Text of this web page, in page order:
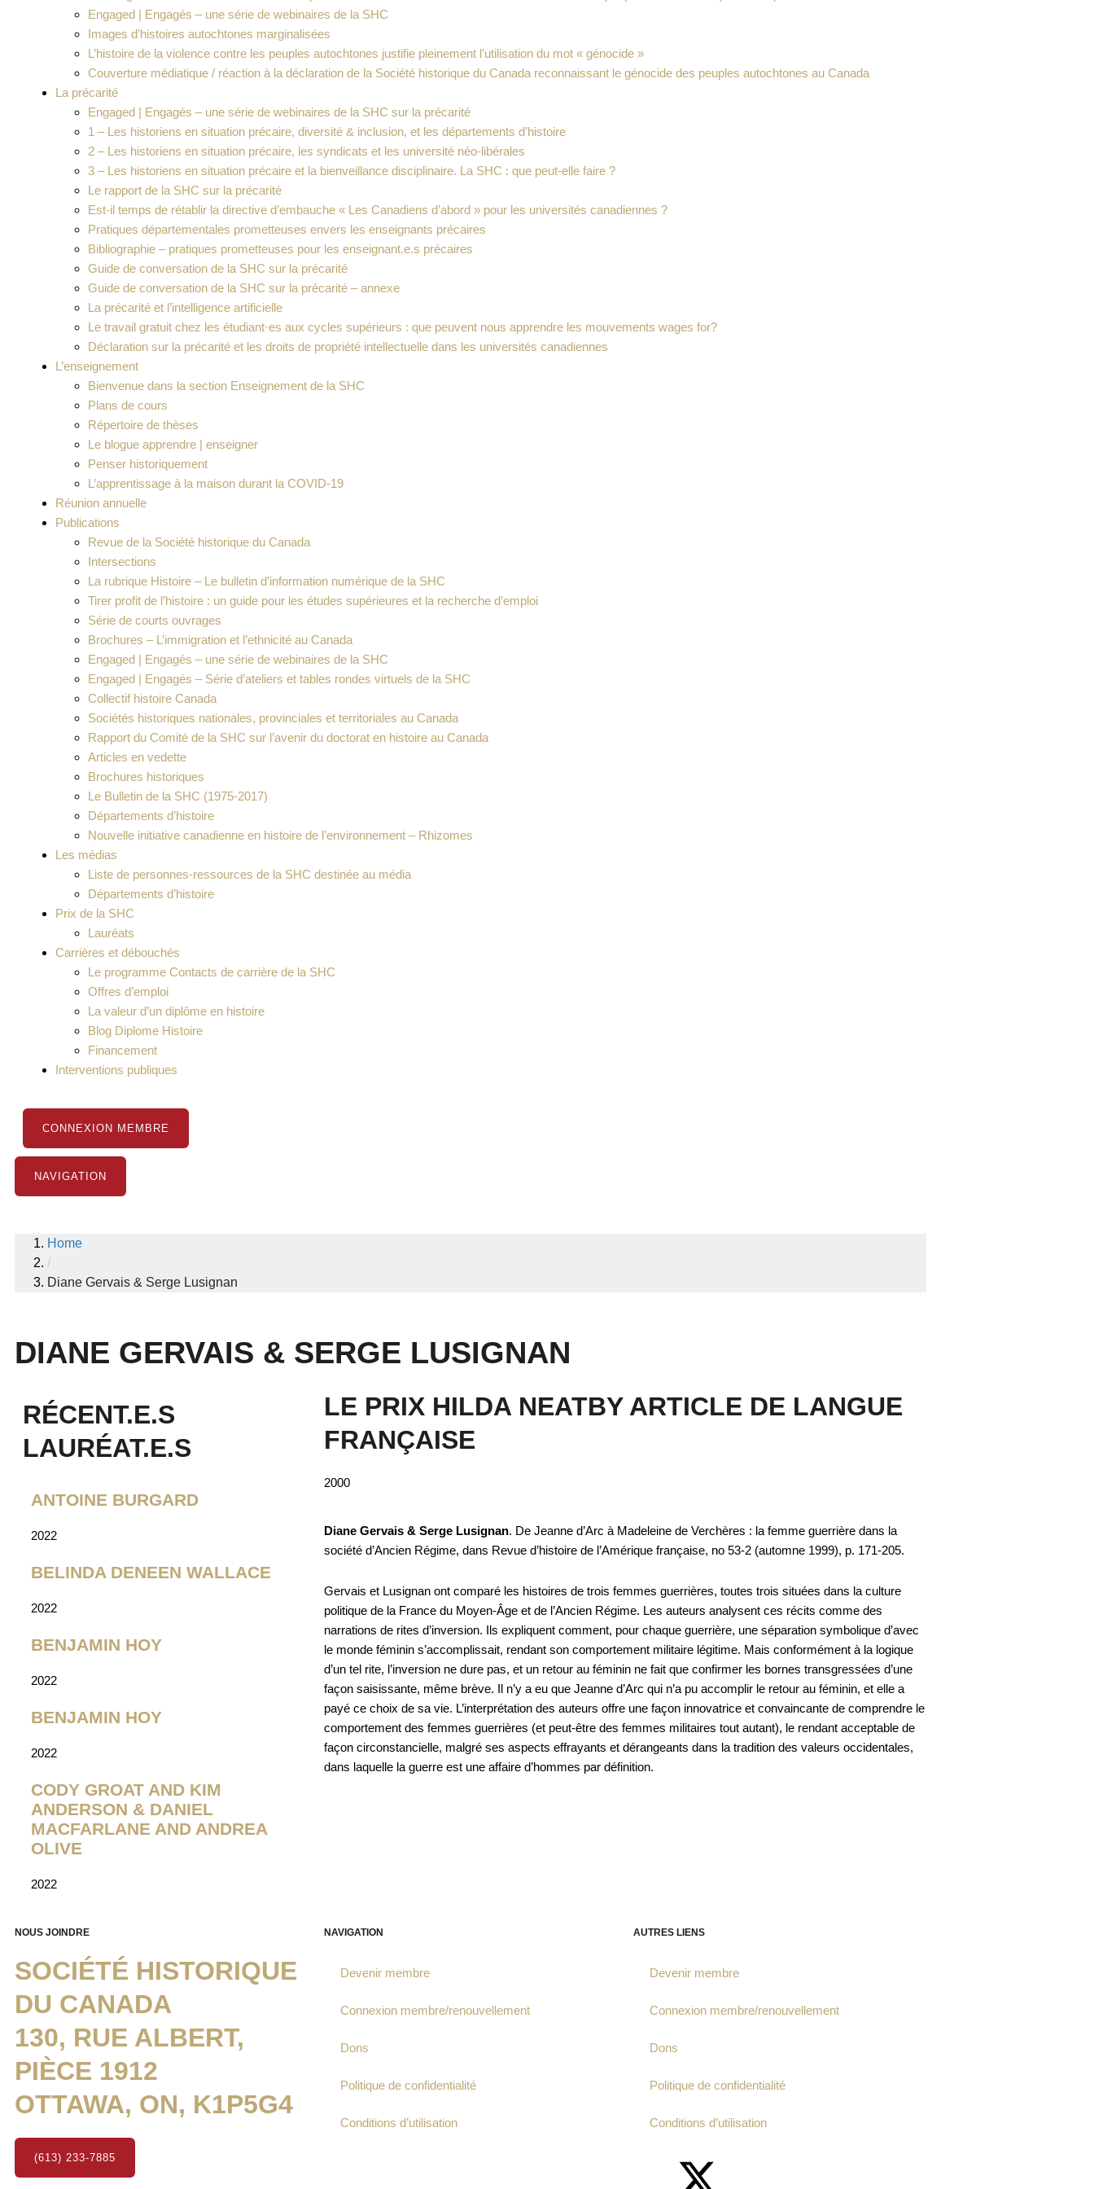
Engaged | Engagés – une série de webinaires de la SHC
Images d’histoires autochtones marginalisées
L’histoire de la violence contre les peuples autochtones justifie pleinement l’utilisation du mot « génocide »
Couverture médiatique / réaction à la déclaration de la Société historique du Canada reconnaissant le génocide des peuples autochtones au Canada
La précarité
Engaged | Engagés – une série de webinaires de la SHC sur la précarité
1 – Les historiens en situation précaire, diversité & inclusion, et les départements d’histoire
2 – Les historiens en situation précaire, les syndicats et les université néo-libérales
3 – Les historiens en situation précaire et la bienveillance disciplinaire. La SHC : que peut-elle faire ?
Le rapport de la SHC sur la précarité
Est-il temps de rétablir la directive d’embauche « Les Canadiens d’abord » pour les universités canadiennes ?
Pratiques départementales prometteuses envers les enseignants précaires
Bibliographie – pratiques prometteuses pour les enseignant.e.s précaires
Guide de conversation de la SHC sur la précarité
Guide de conversation de la SHC sur la précarité – annexe
La précarité et l’intelligence artificielle
Le travail gratuit chez les étudiant·es aux cycles supérieurs : que peuvent nous apprendre les mouvements wages for?
Déclaration sur la précarité et les droits de propriété intellectuelle dans les universités canadiennes
L’enseignement
Bienvenue dans la section Enseignement de la SHC
Plans de cours
Répertoire de thèses
Le blogue apprendre | enseigner
Penser historiquement
L’apprentissage à la maison durant la COVID-19
Réunion annuelle
Publications
Revue de la Société historique du Canada
Intersections
La rubrique Histoire – Le bulletin d’information numérique de la SHC
Tirer profit de l’histoire : un guide pour les études supérieures et la recherche d’emploi
Série de courts ouvrages
Brochures – L’immigration et l’ethnicité au Canada
Engaged | Engagés – une série de webinaires de la SHC
Engaged | Engagés – Série d’ateliers et tables rondes virtuels de la SHC
Collectif histoire Canada
Sociétés historiques nationales, provinciales et territoriales au Canada
Rapport du Comité de la SHC sur l’avenir du doctorat en histoire au Canada
Articles en vedette
Brochures historiques
Le Bulletin de la SHC (1975-2017)
Départements d’histoire
Nouvelle initiative canadienne en histoire de l’environnement – Rhizomes
Les médias
Liste de personnes-ressources de la SHC destinée au média
Départements d’histoire
Prix de la SHC
Lauréats
Carrières et débouchés
Le programme Contacts de carrière de la SHC
Offres d’emploi
La valeur d’un diplôme en histoire
Blog Diplome Histoire
Financement
Interventions publiques
CONNEXION MEMBRE
NAVIGATION
Home
/
Diane Gervais & Serge Lusignan
DIANE GERVAIS & SERGE LUSIGNAN
RÉCENT.E.S
LAURÉAT.E.S
ANTOINE BURGARD
2022
BELINDA DENEEN WALLACE
2022
BENJAMIN HOY
2022
BENJAMIN HOY
2022
CODY GROAT AND KIM
ANDERSON & DANIEL
MACFARLANE AND ANDREA
OLIVE
2022
LE PRIX HILDA NEATBY ARTICLE DE LANGUE
FRANÇAISE
2000
Diane Gervais & Serge Lusignan. De Jeanne d’Arc à Madeleine de Verchères : la femme guerrière dans la
société d’Ancien Régime, dans Revue d’histoire de l’Amérique française, no 53-2 (automne 1999), p. 171-205.
Gervais et Lusignan ont comparé les histoires de trois femmes guerrières, toutes trois situées dans la culture
politique de la France du Moyen-Âge et de l’Ancien Régime. Les auteurs analysent ces récits comme des
narrations de rites d’inversion. Ils expliquent comment, pour chaque guerrière, une séparation symbolique d’avec
le monde féminin s’accomplissait, rendant son comportement militaire légitime. Mais conformément à la logique
d’un tel rite, l’inversion ne dure pas, et un retour au féminin ne fait que confirmer les bornes transgressées d’une
façon saisissante, même brève. Il n’y a eu que Jeanne d’Arc qui n’a pu accomplir le retour au féminin, et elle a
payé ce choix de sa vie. L’interprétation des auteurs offre une façon innovatrice et convaincante de comprendre le
comportement des femmes guerrières (et peut-être des femmes militaires tout autant), le rendant acceptable de
façon circonstancielle, malgré ses aspects effrayants et dérangeants dans la tradition des valeurs occidentales,
dans laquelle la guerre est une affaire d’hommes par définition.
NOUS JOINDRE
SOCIÉTÉ HISTORIQUE
DU CANADA
130, RUE ALBERT,
PIÈCE 1912
OTTAWA, ON, K1P5G4
(613) 233-7885
NAVIGATION
Devenir membre
Connexion membre/renouvellement
Dons
Politique de confidentialité
Conditions d’utilisation
AUTRES LIENS
Devenir membre
Connexion membre/renouvellement
Dons
Politique de confidentialité
Conditions d’utilisation